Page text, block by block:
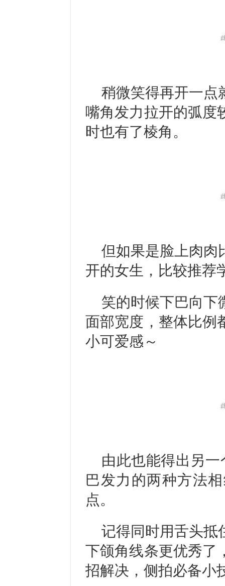
稍微笑得再开一点
嘴角发力拉开的弧度
时也有了棱角。
但如果是脸上肉肉
开的女生，比较推荐
笑的时候下巴向下
面部宽度，整体比例
小可爱感～
由此也能得出另
巴发力的两种方法
点。
记得同时用舌头抵
下颌角线条更优秀了
招解决，侧拍必备小